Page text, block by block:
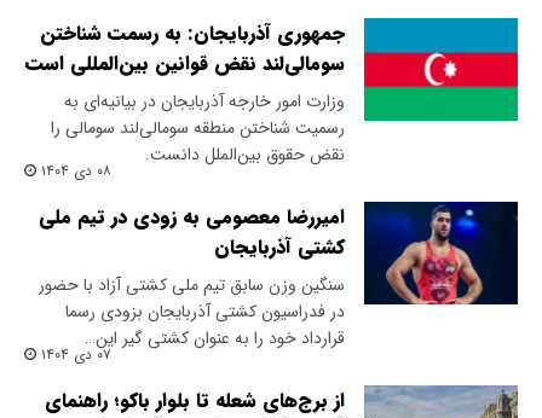
جمهوری آذربایجان: به رسمت شناختن
سومالی‌لند نقض قوانین بین‌المللی است
وزارت امور خارجه آذربایجان در بیانیه‌ای به
رسمیت شناختن منطقه سومالی‌لند سومالی را
نقض حقوق بین‌الملل دانست.
۰۸ دی ۱۴۰۴
امیررضا معصومی به زودی در تیم ملی
کشتی آذربایجان
سنگین وزن سابق تیم ملی کشتی آزاد با حضور
در فدراسیون کشتی آذربایجان بزودی رسما
قرارداد خود را به عنوان کشتی گیر این…
۰۷ دی ۱۴۰۴
از برج‌های شعله تا بلوار باکو؛ راهنمای